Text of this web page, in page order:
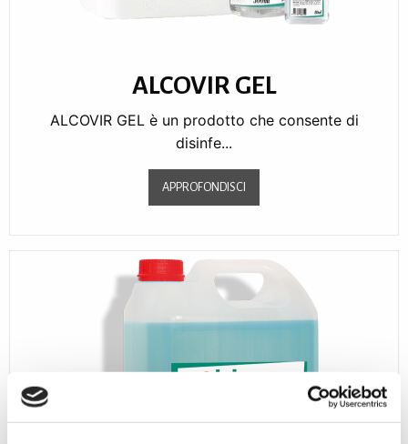
ALCOVIR GEL
ALCOVIR GEL è un prodotto che consente di
disinfe...
APPROFONDISCI